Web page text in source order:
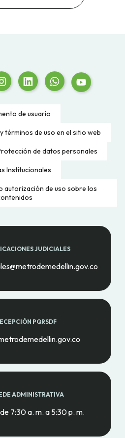
de usuario
términos de uso en el sitio web
de datos personales
Institucionales
autorización de uso sobre los
JUDICIALES
PQRSDF
ADMINISTRATIVA
7:30 a. m. a 5:30 p. m.